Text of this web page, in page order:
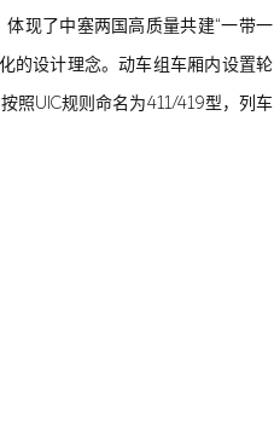
现了中塞两国高质量共建“一带一
的设计理念。动车组车厢内设置轮
照UIC规则命名为411/419型，列车